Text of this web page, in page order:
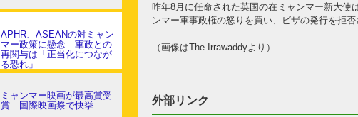
APHR、ASEANの対ミャン
マー政策に懸念 軍政との
再関与は「正当化につなが
る恐れ」
ミャンマー映画が最高賞受
賞 国際映画祭で快挙
昨年8月に任命された英国の在ミャンマー新大使
ンマー軍事政権の怒りを買い、ビザの発行を拒
（画像はThe Irrawaddyより）
外部リンク